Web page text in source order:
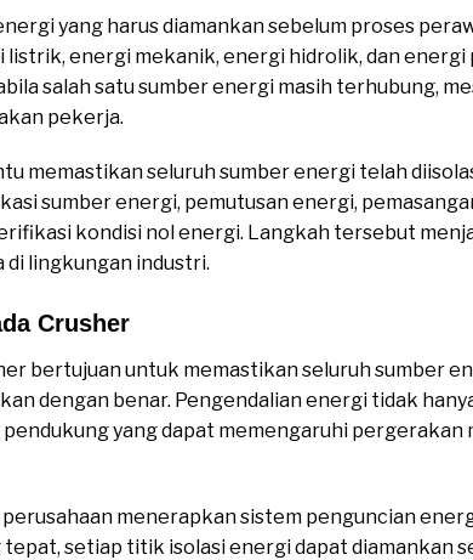
yang harus diamankan sebelum proses
energi mekanik, energi hidrolik, dan
salah satu sumber energi masih terhubung,
pekerja.
memastikan seluruh sumber energi telah
sumber energi, pemutusan energi,
kondisi nol energi. Langkah tersebut
lingkungan industri.
Crusher
bertujuan untuk memastikan seluruh sumber
dengan benar. Pengendalian energi tidak
yang dapat memengaruhi pergerakan
menerapkan sistem penguncian
setiap titik isolasi energi dapat diamankan